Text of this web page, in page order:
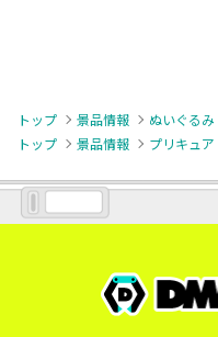
トップ 景品情報 ぬいぐるみ
トップ
景品情報 プリキュア